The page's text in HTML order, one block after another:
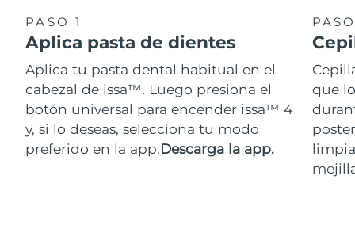
PASO 1
Aplica pasta de dientes
Aplica tu pasta dental habitual en el
cabezal de issa™. Luego presiona el
botón universal para encender issa™ 4
y, si lo deseas, selecciona tu modo
preferido en la app.Descarga la app.
que